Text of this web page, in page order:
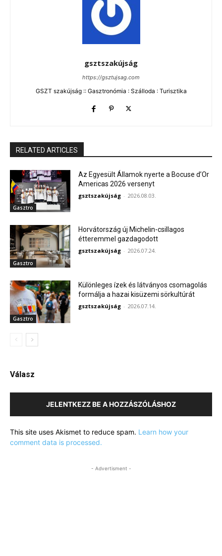
gsztszakújság
https://gsztujsag.com
GSZT szakújság :: Gasztronómia : Szálloda : Turisztika
RELATED ARTICLES
Gasztro
Az Egyesült Államok nyerte a Bocuse d’Or
Americas 2026 versenyt
gsztszakújság - 2026.08.03.
Gasztro
Horvátország új Michelin-csillagos
étteremmel gazdagodott
gsztszakújság - 2026.07.24.
Gasztro
Különleges ízek és látványos csomagolás
formálja a hazai kisüzemi sörkultúrát
gsztszakújság - 2026.07.14.
Válasz
JELENTKEZZ BE A HOZZÁSZÓLÁSHOZ
This site uses Akismet to reduce spam. Learn how your
comment data is processed.
- Advertisment -